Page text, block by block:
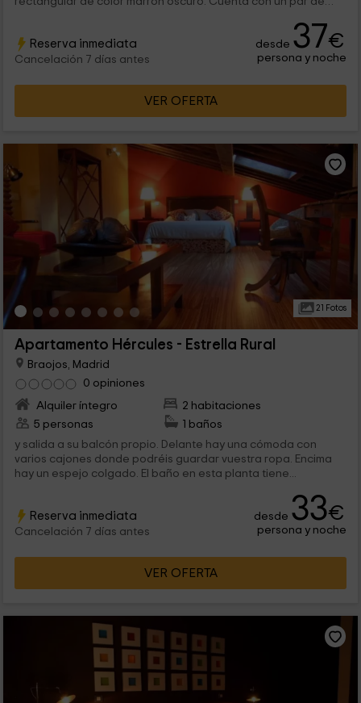
Reserva inmediata
Cancelación 7 días antes
desde 37€
persona y noche
VER OFERTA
21 Fotos
Apartamento Hércules - Estrella Rural
Braojos, Madrid
0 opiniones
Alquiler íntegro
2 habitaciones
5 personas
1 baños
y salida a su balcón propio. Delante hay una cómoda con
varios cajones donde podréis guardar vuestra ropa. Encima
hay un espejo colgado. El baño en esta planta tiene...
Reserva inmediata
Cancelación 7 días antes
desde 33€
persona y noche
VER OFERTA